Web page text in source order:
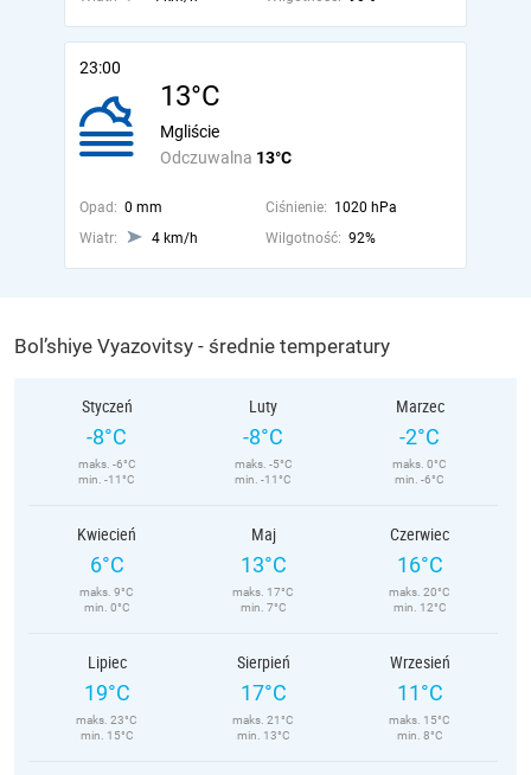
23:00
13°C
Odczuwalna 13°C
Mgliście
Opad: 0 mm Ciśnienie: 1020 hPa
Wiatr:
4 km/h Wilgotność: 92%
Bol’shiye Vyazovitsy - średnie temperatury
Styczeń
-8°C
maks. -6°C
min. -11°C
Luty
-8°C
maks. -5°C
min. -11°C
Marzec
-2°C
maks. 0°C
min. -6°C
Kwiecień
6°C
maks. 9°C
min. 0°C
Maj
13°C
maks. 17°C
min. 7°C
Czerwiec
16°C
maks. 20°C
min. 12°C
Lipiec
19°C
maks. 23°C
min. 15°C
Sierpień
17°C
maks. 21°C
min. 13°C
Wrzesień
11°C
maks. 15°C
min. 8°C